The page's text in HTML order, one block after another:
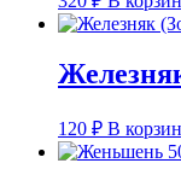
120 ₽ В